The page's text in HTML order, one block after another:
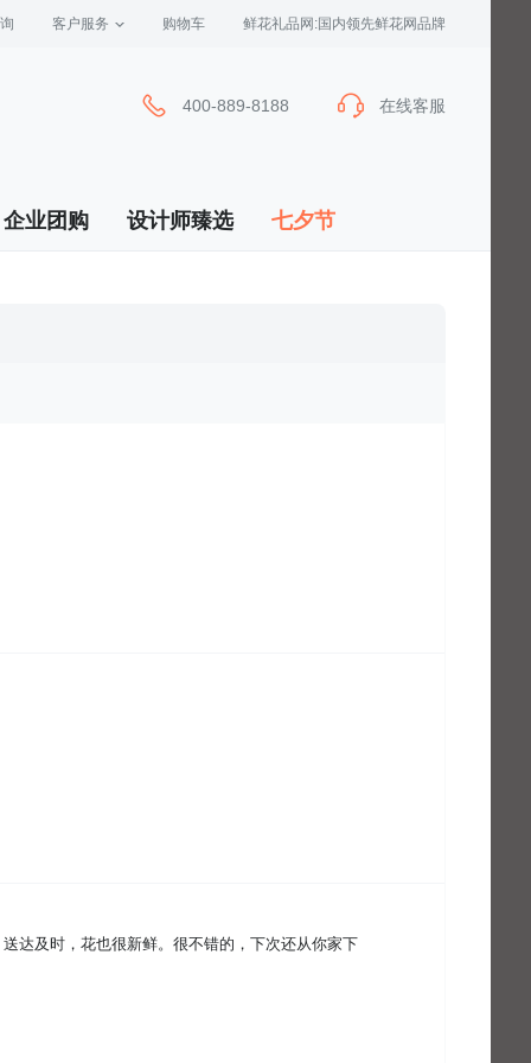
客户服务 购物车 鲜花礼品网:国内领先鲜花网品牌
400-889-8188 在线客服
企业团购 设计师臻选 七夕节
达及时，花也很新鲜。很不错的，下次还从你家下